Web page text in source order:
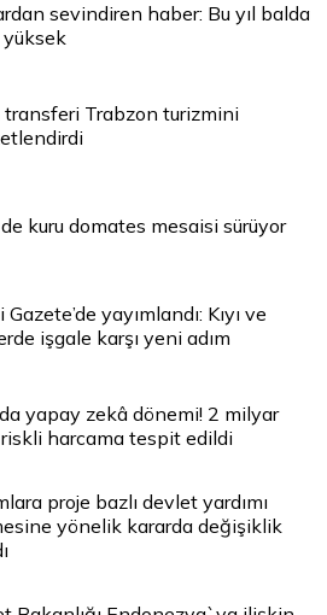
sevindiren haber: Bu yıl balda
transferi Trabzon turizmini
kuru domates mesaisi sürüyor
Gazete’de yayımlandı: Kıyı ve
işgale karşı yeni adım
yapay zekâ dönemi! 2 milyar
riskli harcama tespit edildi
proje bazlı devlet yardımı
yönelik kararda değişiklik